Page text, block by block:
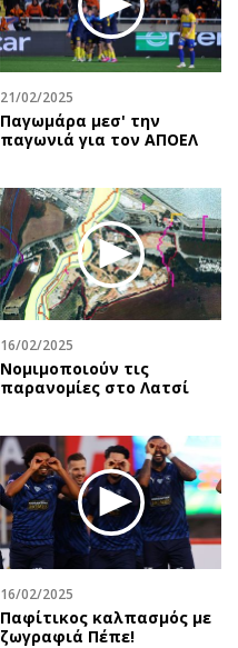
Ταξίδια
Συνταγές
Έξοδος
Media
Εκπομπές
Podcasts
Uncut
Προσφορές
Προσωπικότητες στην ''Κ''
Επιστολές
21/02/2025
Παγωμάρα μεσ' την
παγωνιά για τον ΑΠΟΕΛ
16/02/2025
Νομιμοποιούν τις
παρανομίες στο Λατσί
16/02/2025
Παφίτικος καλπασμός με
ζωγραφιά Πέπε!